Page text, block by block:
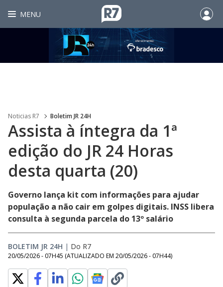
MENU
Noticias R7 Boletim JR 24H
Assista à íntegra da 1ª
edição do JR 24 Horas
desta quarta (20)
Governo lança kit com informações para ajudar
população a não cair em golpes digitais. INSS libera
consulta à segunda parcela do 13º salário
BOLETIM JR 24H | Do R7
20/05/2026 - 07H45 (ATUALIZADO EM 20/05/2026 - 07H44)